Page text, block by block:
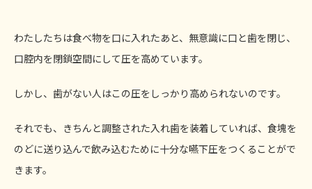
わたしたちは食べ物を口に入れたあと、無意識に口と歯を閉じ、
口腔内を閉鎖空間にして圧を高めています。
しかし、歯がない人はこの圧をしっかり高められないのです。
それでも、きちんと調整された入れ歯を装着していれば、食塊を
のどに送り込んで飲み込むために十分な嚥下圧をつくることがで
きます。